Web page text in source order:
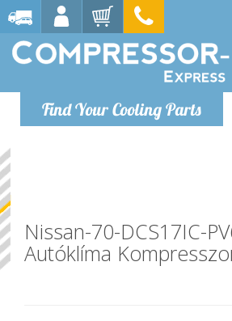
Find Your Cooling Parts
Nissan-70-DCS17IC-
Autóklíma